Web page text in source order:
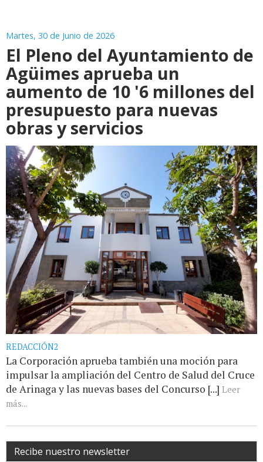
Martes, 30 de Junio de 2026
El Pleno del Ayuntamiento de
Agüimes aprueba un
aumento de 10 '6 millones del
presupuesto para nuevas
obras y servicios
REDACCIÓN2
La Corporación aprueba también una moción para
impulsar la ampliación del Centro de Salud del Cruce
de Arinaga y las nuevas bases del Concurso [...] Leer
más...
Recibe nuestro newsletter